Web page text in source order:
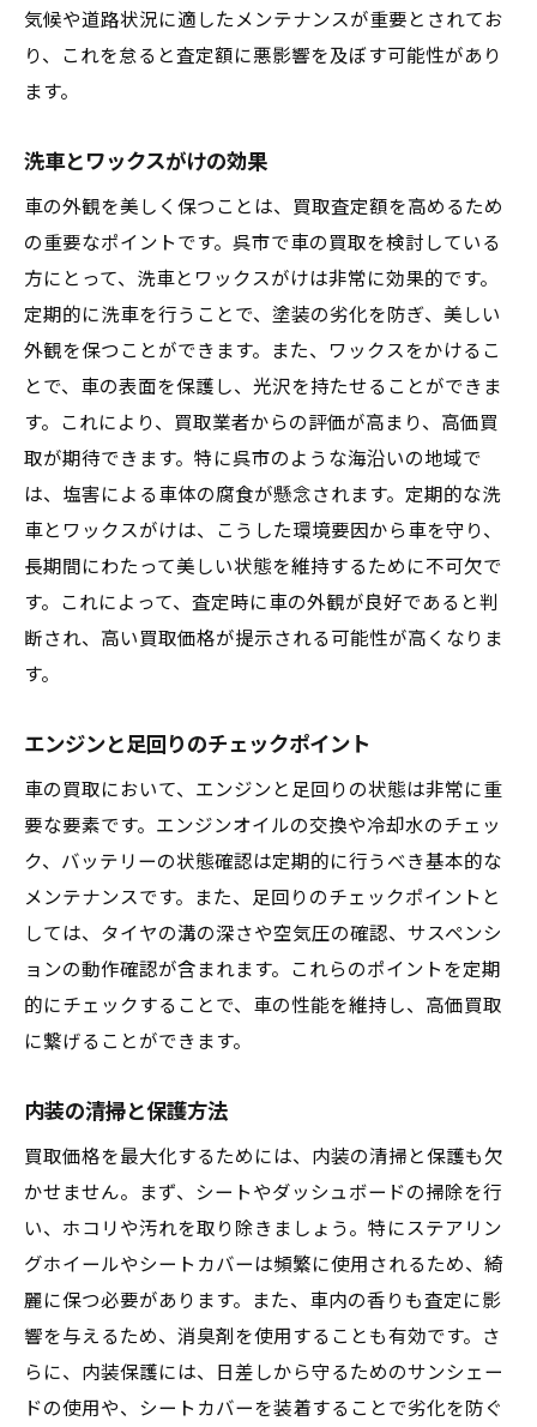
気候や道路状況に適したメンテナンスが重要とされてお
り、これを怠ると査定額に悪影響を及ぼす可能性があり
ます。
洗車とワックスがけの効果
車の外観を美しく保つことは、買取査定額を高めるため
の重要なポイントです。呉市で車の買取を検討している
方にとって、洗車とワックスがけは非常に効果的です。
定期的に洗車を行うことで、塗装の劣化を防ぎ、美しい
外観を保つことができます。また、ワックスをかけるこ
とで、車の表面を保護し、光沢を持たせることができま
す。これにより、買取業者からの評価が高まり、高価買
取が期待できます。特に呉市のような海沿いの地域で
は、塩害による車体の腐食が懸念されます。定期的な洗
車とワックスがけは、こうした環境要因から車を守り、
長期間にわたって美しい状態を維持するために不可欠で
す。これによって、査定時に車の外観が良好であると判
断され、高い買取価格が提示される可能性が高くなりま
す。
エンジンと足回りのチェックポイント
車の買取において、エンジンと足回りの状態は非常に重
要な要素です。エンジンオイルの交換や冷却水のチェッ
ク、バッテリーの状態確認は定期的に行うべき基本的な
メンテナンスです。また、足回りのチェックポイントと
しては、タイヤの溝の深さや空気圧の確認、サスペンシ
ョンの動作確認が含まれます。これらのポイントを定期
的にチェックすることで、車の性能を維持し、高価買取
に繋げることができます。
内装の清掃と保護方法
買取価格を最大化するためには、内装の清掃と保護も欠
かせません。まず、シートやダッシュボードの掃除を行
い、ホコリや汚れを取り除きましょう。特にステアリン
グホイールやシートカバーは頻繁に使用されるため、綺
麗に保つ必要があります。また、車内の香りも査定に影
響を与えるため、消臭剤を使用することも有効です。さ
らに、内装保護には、日差しから守るためのサンシェー
ドの使用や、シートカバーを装着することで劣化を防ぐ